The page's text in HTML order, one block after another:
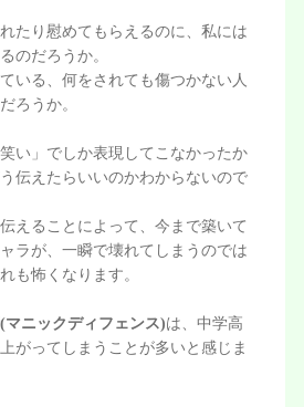
たり慰めてもらえるのに、私には
のだろうか。
いる、何をされても傷つかない人
ろうか。
い」でしか表現してこなかったか
伝えたらいいのかわからないので
えることによって、今まで築いて
ラが、一瞬で壊れてしまうのでは
も怖くなります。
マニックディフェンス)は、中学高
がってしまうことが多いと感じま